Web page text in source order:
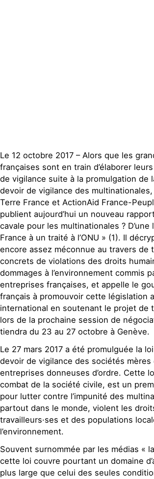
Le 12 octobre 2017 – Alors que les
françaises sont en train d’élaborer
de vigilance suite à la promulgation de
devoir de vigilance des
Terre France et ActionAid France-
publient aujourd’hui un nouveau
cavale pour les multinationales ?
France à un traité à l’ONU » (1). Il
encore assez méconnue au travers de
concrets de violations des droits
dommages à l’environnement commis
entreprises françaises, et appelle le
français à promouvoir cette législation
international en soutenant le projet de
lors de la prochaine session de
tiendra du 23 au 27 octobre à Genève.
Le 27 mars 2017 a été promulguée la
devoir de vigilance des sociétés mères
entreprises donneuses d’ordre. Cette
combat de la société civile, est un
pour lutter contre l’impunité des
partout dans le monde, violent les
travailleurs·ses et des populations
l’environnement.
Souvent surnommée par les médias «
cette loi couvre pourtant un domaine
plus large que celui des seules